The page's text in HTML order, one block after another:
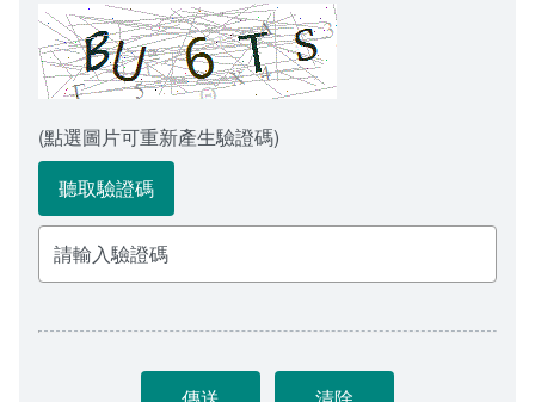
(點選圖片可重新產生驗證碼)
聽取驗證碼